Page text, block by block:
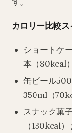
カロリー比較ス
ショートケ
本（80kcal
缶ビール
350ml（
スナック菓
（130kcal